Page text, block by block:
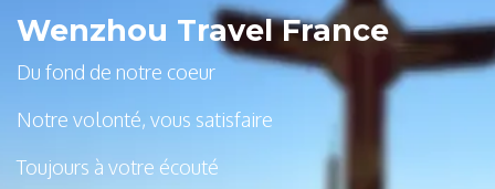
Wenzhou Travel France
Du fond de notre coeur
Notre volonté, vous satisfaire
Toujours à votre écouté